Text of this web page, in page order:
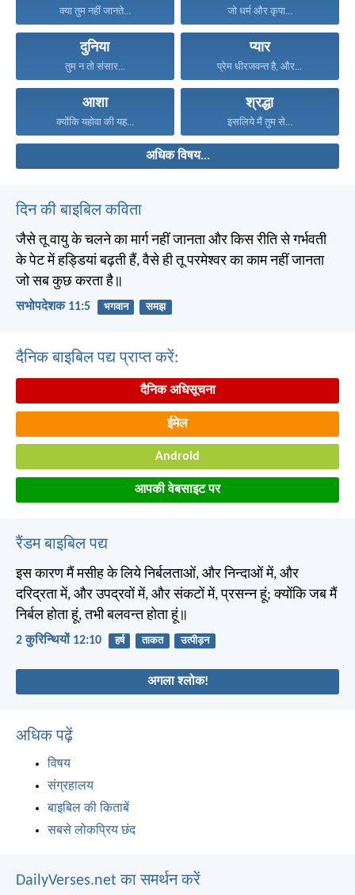
क्या तुम नहीं जानते... जो धर्म और कृपा...
दुनिया
तुम न तो संसार...
प्यार
प्रेम धीरजवन्त है, और...
आशा
क्योंकि यहोवा की यह...
श्रद्धा
इसलिये मैं तुम से...
अधिक विषय...
दिन की बाइबिल कविता
जैसे तू वायु के चलने का मार्ग नहीं जानता और किस रीति से गर्भवती
के पेट में हड्डियां बढ़ती हैं, वैसे ही तू परमेश्वर का काम नहीं जानता
जो सब कुछ करता है॥
सभोपदेशक 11:5 भगवान समझ
दैनिक बाइबिल पद्य प्राप्त करें:
दैनिक अधिसूचना
ईमेल
Android
आपकी वेबसाइट पर
रैंडम बाइबिल पद्य
इस कारण मैं मसीह के लिये निर्बलताओं, और निन्दाओं में, और
दरिद्रता में, और उपद्रवों में, और संकटों में, प्रसन्न हूं; क्योंकि जब मैं
निर्बल होता हूं, तभी बलवन्त होता हूं॥
2 कुरिन्थियों 12:10 हर्ष ताकत उत्पीड़न
अगला श्लोक!
अधिक पढ़ें
विषय
संग्रहालय
बाइबिल की किताबें
सबसे लोकप्रिय छंद
DailyVerses.net का समर्थन करें